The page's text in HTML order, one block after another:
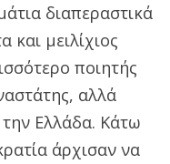
διαπεραστικά
μειλίχιος
ποιητής
αλλά
Ελλάδα. Κάτω
άρχισαν να